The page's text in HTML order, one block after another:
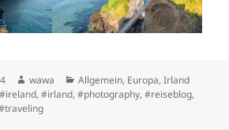
Author
wawa Categories
Allgemein, Europa,Irland
#ireland,#irland,#photography,#reiseblog,